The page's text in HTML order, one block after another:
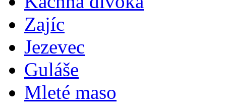
Zajíc
Jezevec
Guláše
Mleté maso